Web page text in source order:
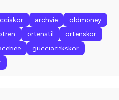
archvie
oldmoney
ortenstil
ortenskor
gucciacekskor